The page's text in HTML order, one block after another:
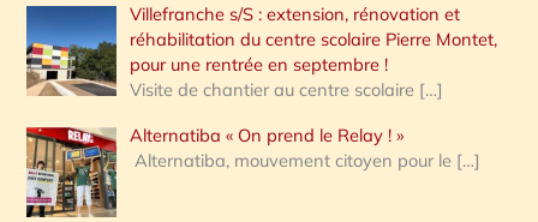
Villefranche s/S : extension, rénovation et
réhabilitation du centre scolaire Pierre Montet,
pour une rentrée en septembre !
Visite de chantier au centre scolaire […]
Alternatiba « On prend le Relay ! »
Alternatiba, mouvement citoyen pour le […]